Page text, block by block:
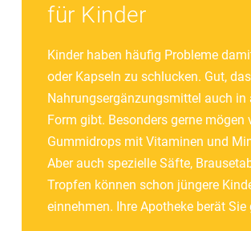
für Kinder
Kinder haben häufig Probleme
oder Kapseln zu schlucken. Gut,
Nahrungsergänzungsmittel auch in
Form gibt. Besonders gerne mögen
Gummidrops mit Vitaminen und
Aber auch spezielle Säfte,
Tropfen können schon jüngere
einnehmen. Ihre Apotheke berät Sie